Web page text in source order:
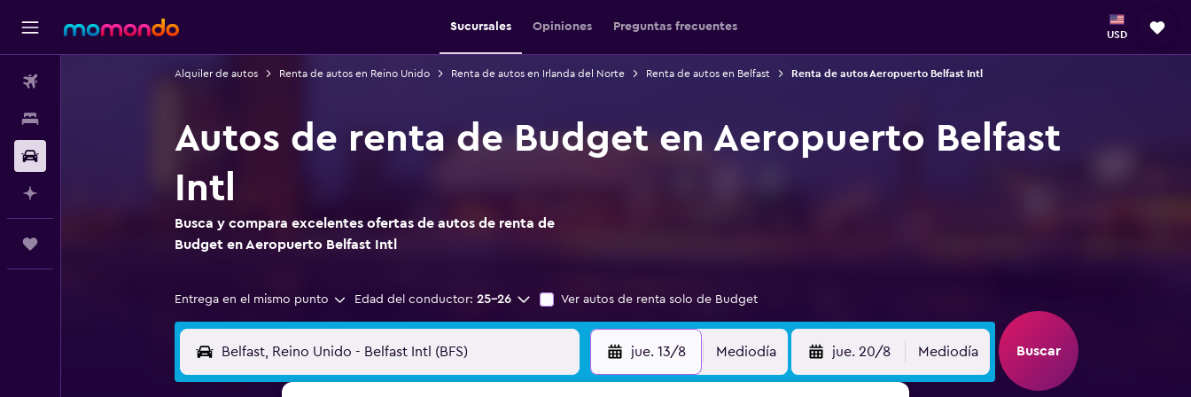
Sucursales Opiniones Preguntas frecuentes
USD
Alquiler de autos Renta de autos en Reino Unido Renta de autos en Irlanda del Norte Renta de autos en Belfast Renta de autos Aeropuerto Belfast Intl
Autos de renta de Budget en Aeropuerto Belfast
Intl
Busca y compara excelentes ofertas de autos de renta de
Budget en Aeropuerto Belfast Intl
Entrega en el mismo punto Edad del conductor: 25-26 Ver autos de renta solo de Budget
jue. 13/8 Mediodía jue. 20/8 Mediodía Buscar